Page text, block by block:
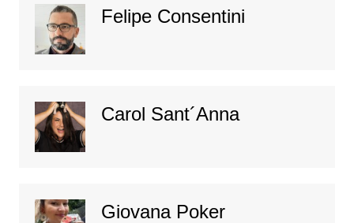
Felipe Consentini
Carol Sant´Anna
Giovana Poker